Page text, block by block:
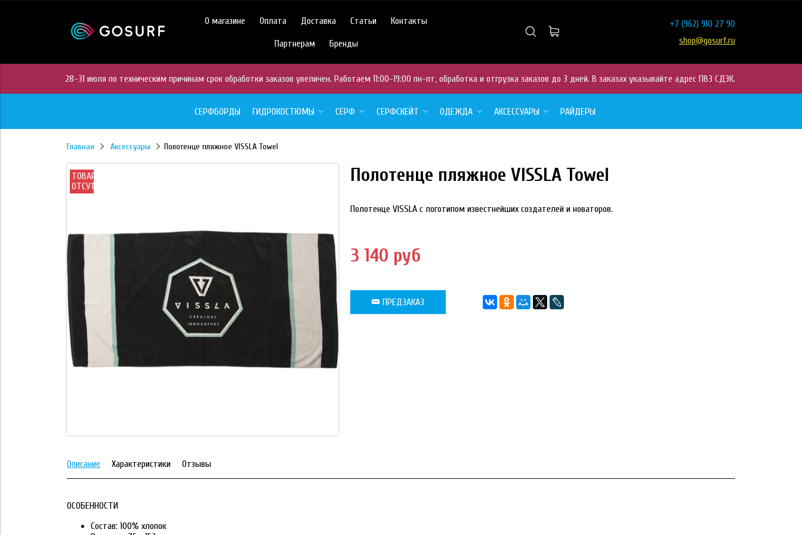
О магазине Оплата Доставка Статьи Контакты
Партнерам Бренды
+7 (962) 910 27 90
shop@gosurf.ru
28-31 июля по техническим причинам срок обработки заказов увеличен. Работаем 11:00-19:00 пн-пт, обработка и отгрузка заказов до 3 дней. В заказах указывайте адрес ПВЗ СДЭК.
СЕРФБОРДЫ ГИДРОКОСТЮМЫ СЕРФ СЕРФСКЕЙТ ОДЕЖДА АКСЕССУАРЫ РАЙДЕРЫ
Главная Аксессуары Полотенце пляжное VISSLA Towel
ТОВАР
ОТСУТСТВУЕТ
Полотенце пляжное VISSLA Towel
Полотенце VISSLA с логотипом известнейших создателей и новаторов.
3 140 руб
ПРЕДЗАКАЗ
Описание Характеристики Отзывы
ОСОБЕННОСТИ
Состав: 100% хлопок